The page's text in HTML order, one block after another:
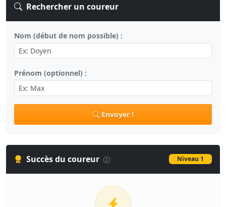
Rechercher un coureur
Nom (début de nom possible) :
Prénom (optionnel) :
Envoyer !
Succès du coureur Niveau 1